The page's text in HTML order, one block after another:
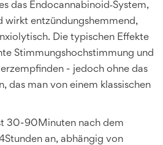
das Endocannabinoid‑System,
wirkt entzündungshemmend,
Die typischen Effekte
Stimmungshochstimmung und
- jedoch ohne das
das man von einem klassischen
30-90Minuten nach dem
an, abhängig von